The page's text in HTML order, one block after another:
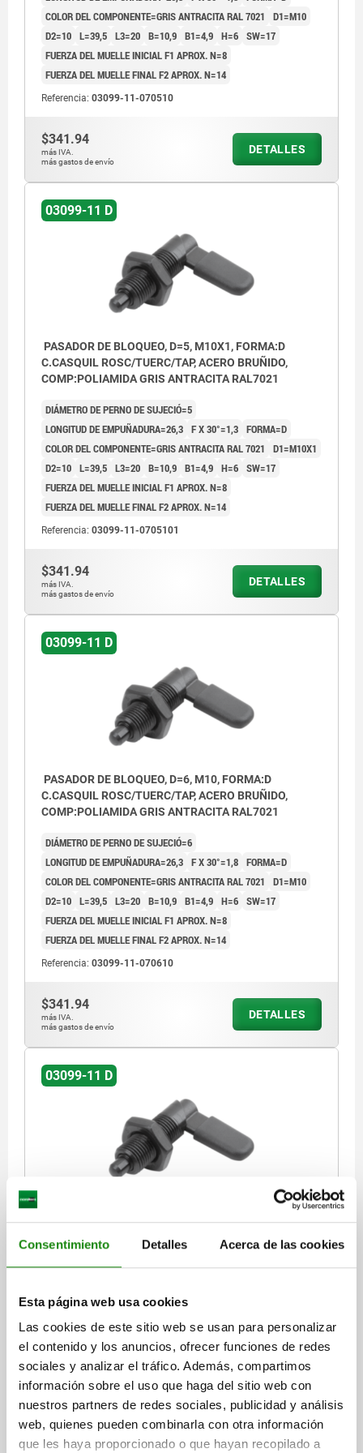
Consentimiento Detalles Acerca de las cookies
Esta página web usa cookies
Las cookies de este sitio web se usan para personalizar
el contenido y los anuncios, ofrecer funciones de redes
sociales y analizar el tráfico. Además, compartimos
información sobre el uso que haga del sitio web con
nuestros partners de redes sociales, publicidad y análisis
web, quienes pueden combinarla con otra información
que les haya proporcionado o que hayan recopilado a
COLOR DEL COMPONENTE=GRIS ANTRACITA RAL 7021
D1=M10
D2=10 L=39,5 L3=20 B=10,9 B1=4,9 H=6 SW=17
FUERZA DEL MUELLE INICIAL F1 APROX. N=8
FUERZA DEL MUELLE FINAL F2 APROX. N=14
Referencia: 03099-11-070510
$341.94
más IVA.
más gastos de envío
DETALLES
03099-11 D
PASADOR DE BLOQUEO, D=5, M10X1, FORMA:D
C.CASQUIL ROSC/TUERC/TAP, ACERO BRUÑIDO,
COMP:POLIAMIDA GRIS ANTRACITA RAL7021
DIÁMETRO DE PERNO DE SUJECIÓ=5
LONGITUD DE EMPUÑADURA=26,3 F X 30°=1,3 FORMA=D
COLOR DEL COMPONENTE=GRIS ANTRACITA RAL 7021
D1=M10X1
D2=10 L=39,5 L3=20 B=10,9 B1=4,9 H=6 SW=17
FUERZA DEL MUELLE INICIAL F1 APROX. N=8
FUERZA DEL MUELLE FINAL F2 APROX. N=14
Referencia: 03099-11-0705101
$341.94
más IVA.
más gastos de envío
DETALLES
03099-11 D
PASADOR DE BLOQUEO, D=6, M10, FORMA:D
C.CASQUIL ROSC/TUERC/TAP, ACERO BRUÑIDO,
COMP:POLIAMIDA GRIS ANTRACITA RAL7021
DIÁMETRO DE PERNO DE SUJECIÓ=6
LONGITUD DE EMPUÑADURA=26,3 F X 30°=1,8 FORMA=D
COLOR DEL COMPONENTE=GRIS ANTRACITA RAL 7021
D1=M10
D2=10 L=39,5 L3=20 B=10,9 B1=4,9 H=6 SW=17
FUERZA DEL MUELLE INICIAL F1 APROX. N=8
FUERZA DEL MUELLE FINAL F2 APROX. N=14
Referencia: 03099-11-070610
$341.94
más IVA.
más gastos de envío
DETALLES
03099-11 D
COMP:POLIAMIDA GRIS ANTRACITA RAL7021
LONGITUD DE EMPUÑADURA=26,3
COLOR DEL COMPONENTE=GRIS ANTRACITA RAL 7021
D2=10
L=39,5 L3=20 B=10,9 B1=4,9 H=6
SW=17
FUERZA DEL MUELLE INICIAL F1 APROX. N=8
FUERZA DEL MUELLE FINAL F2 APROX. N=14
03099-11-0706101
$341.94
más IVA.
DETALLES